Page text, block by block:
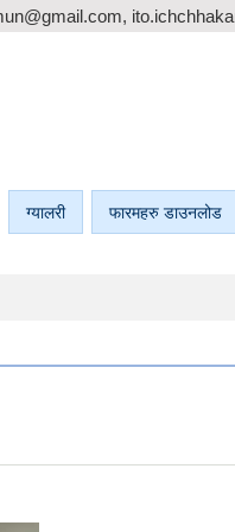
ग्यालरी फारमहरु डाउनलोड